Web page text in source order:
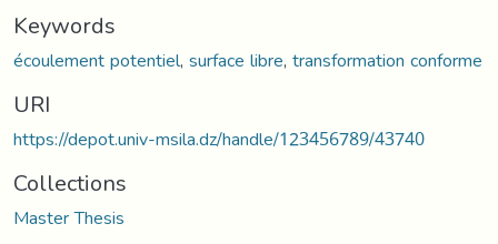
Keywords
écoulement potentiel,surface libre,transformation conforme
URI
https://depot.univ-msila.dz/handle/123456789/43740
Collections
Master Thesis